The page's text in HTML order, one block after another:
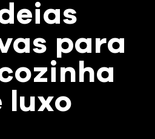
para
luxo